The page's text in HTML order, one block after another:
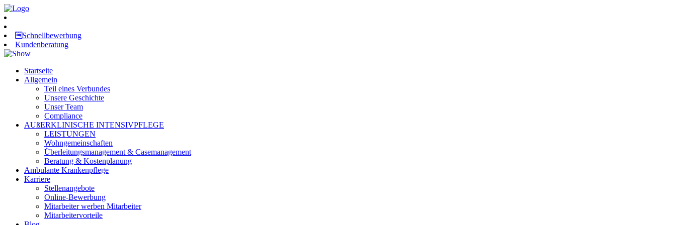
Schnellbewerbung
Kundenberatung
Startseite
Allgemein
Teil eines Verbundes
Unsere Geschichte
Unser Team
Compliance
AUßERKLINISCHE INTENSIVPFLEGE
LEISTUNGEN
Wohngemeinschaften
Überleitungsmanagement & Casemanagement
Beratung & Kostenplanung
Ambulante Krankenpflege
Karriere
Stellenangebote
Online-Bewerbung
Mitarbeiter werben Mitarbeiter
Mitarbeitervorteile